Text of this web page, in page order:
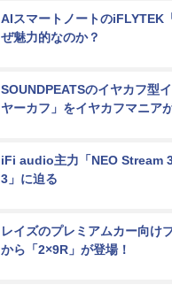
AIスマートノートのiFLYTEK
ぜ魅力的なのか？
SOUNDPEATSのイヤカフ型
ヤーカフ」をイヤカフマニア
iFi audio主力「NEO Stream
3」に迫る
レイズのプレミアムカー向け
から「2×9R」が登場！